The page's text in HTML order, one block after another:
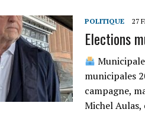
POLITIQUE 27
Elections
municipales
campagne,
Michel Aulas,